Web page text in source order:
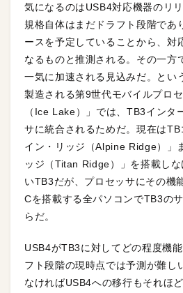
気になるのはUSB4対応機器のリ
規格自体はまだドラフト段階であ
ースを予定していることから、対
なるものと推測される。その一方
一気に加速される見込みだ。とい
製造される第9世代モバイルプロ
（Ice Lake）」では、TB3インタ
サに統合されるためだ。現在は
イン・リッジ（Alpine Ridge）」
ッジ（Titan Ridge）」を搭載し
いTB3だが、プロセッサにその機
Cを搭載する全パソコンでTB3の
らだ。
USB4がTB3に対してどの程度機
フト段階の現時点では予測が難し
なければUSB4への移行もそれほ